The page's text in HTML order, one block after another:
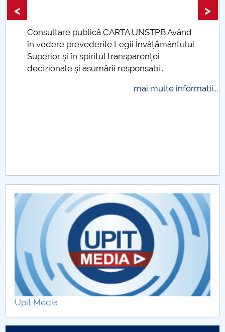
Evenimente CUP
Accesibilitate pentru studenții cu dizabilități
Raportul Conducerii Centrului Universitar Pitești
privind implementarea Planului Operațional 2020-
CAR2026
MENIU CANTINA
Centrul de cercetări ştiinţifice în domeniul
psihopedagogiei aplicate PRO-ED-EXPERT
SBESS Journal
Formare continuă - programe si grade didactice
Proiect PISA
Consultare publică CARTA UNSTPB Având
în vedere prevederile Legii Învățământului
Superior și în spiritul transparenței
decizionale și asumării responsabi...
mai multe informatii...
< >
Upit Media